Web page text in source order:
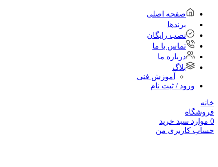
صفحه اصلی
برندها
نصب رایگان
تماس با ما
درباره ما
بلاگ
آموزش فنی
ورود / ثبت نام
خانه
فروشگاه
0 موارد سبد خرید
حساب کاربری من